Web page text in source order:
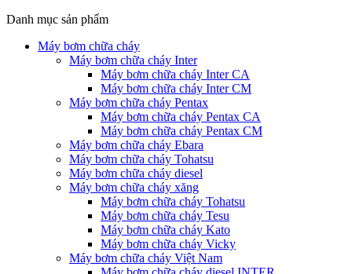
Danh mục sản phẩm
Máy bơm chữa cháy
Máy bơm chữa cháy Inter
Máy bơm chữa cháy Inter CA
Máy bơm chữa cháy Inter CM
Máy bơm chữa cháy Pentax
Máy bơm chữa cháy Pentax CA
Máy bơm chữa cháy Pentax CM
Máy bơm chữa cháy Ebara
Máy bơm chữa cháy Tohatsu
Máy bơm chữa cháy diesel
Máy bơm chữa cháy xăng
Máy bơm chữa cháy Tohatsu
Máy bơm chữa cháy Tesu
Máy bơm chữa cháy Kato
Máy bơm chữa cháy Vicky
Máy bơm chữa cháy Việt Nam